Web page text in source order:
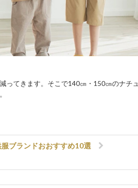
ってきます。そこで140㎝・150㎝のナチュ
服ブランドおおすすめ10選